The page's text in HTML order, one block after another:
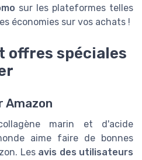
sur les plateformes telles
économies sur vos achats !
offres spéciales
Amazon
marin et d'acide
aime faire de bonnes
Les avis des utilisateurs